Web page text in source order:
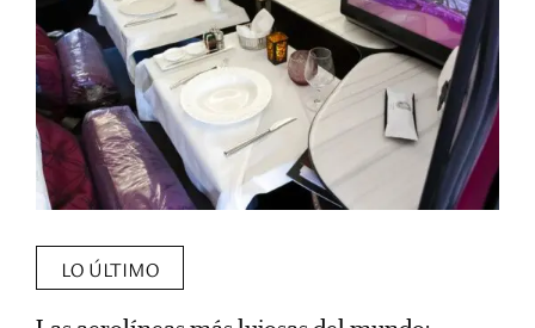
LO ÚLTIMO